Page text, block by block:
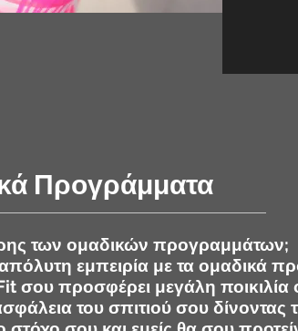
Προγράμματα
των ομαδικών προγραμμάτων;
εμπειρία με τα ομαδικά
σου προσφέρει μεγάλη
του σπιτιού σου δίνοντας